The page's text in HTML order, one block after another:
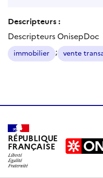
Descripteurs :
Descripteurs OnisepDoc
immobilier ; vente
RÉPUBLIQUE
FRANÇAISE